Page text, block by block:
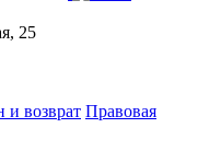
25
и возврат Правовая